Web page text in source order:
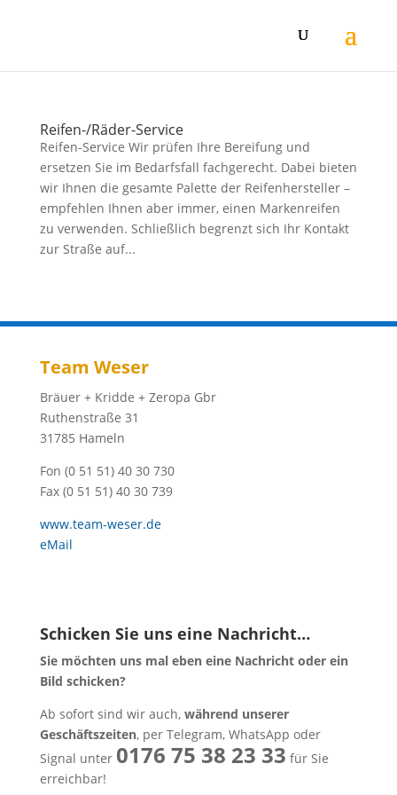
Reifen-/Räder-Service
Reifen-Service Wir prüfen Ihre Bereifung und
ersetzen Sie im Bedarfsfall fachgerecht. Dabei bieten
wir Ihnen die gesamte Palette der Reifenhersteller –
empfehlen Ihnen aber immer, einen Markenreifen
zu verwenden. Schließlich begrenzt sich Ihr Kontakt
zur Straße auf...
Team Weser
Bräuer + Kridde + Zeropa Gbr
Ruthenstraße 31
31785 Hameln
Fon (0 51 51) 40 30 730
Fax (0 51 51) 40 30 739
www.team-weser.de
eMail
Schicken Sie uns eine Nachricht…
Sie möchten uns mal eben eine Nachricht oder ein
Bild schicken?
Ab sofort sind wir auch, während unserer
Geschäftszeiten, per Telegram, WhatsApp oder
Signal unter 0176 75 38 23 33 für Sie
erreichbar!